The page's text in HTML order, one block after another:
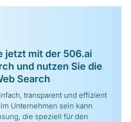
jetzt mit der 506.ai
und nutzen Sie die
Search
transparent und effizient
Unternehmen sein kann
die speziell für den